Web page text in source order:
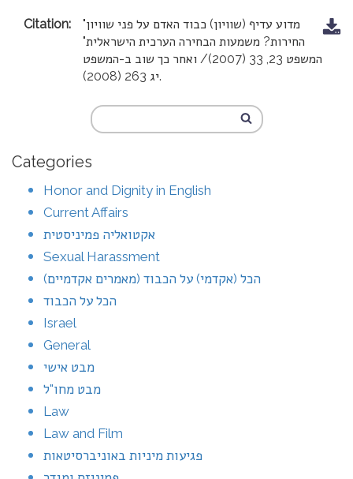
Citation:
"מדוע עדיף (שוויון) כבוד האדם על פני שוויון
החירות? משמעות הבחירה הערכית הישראלית"
המשפט 23, 33 (2007)/ ואחר כך שוב ב-המשפט
יג 263 (2008).
Categories
Honor and Dignity in English
Current Affairs
אקטואליה פמיניסטית
Sexual Harassment
הכל (אקדמי) על הכבוד (מאמרים אקדמיים)
הכל על הכבוד
Israel
General
מבט אישי
מבט מחו"ל
Law
Law and Film
פגיעות מיניות באוניברסיטאות